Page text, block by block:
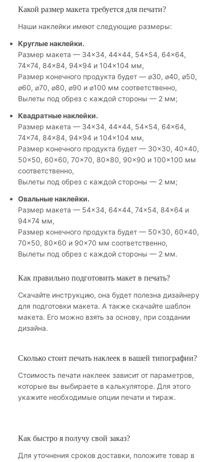
Какой размер макета требуется для печати?
Наши наклейки имеют следующие размеры:
Круглые наклейки.
Размер макета — 34×34, 44×44, 54×54, 64×64,
74×74, 84×84, 94×94 и 104×104 мм,
Размер конечного продукта будет — ⌀30, ⌀40, ⌀50,
⌀60, ⌀70, ⌀80, ⌀90 и ⌀100 мм соответственно,
Вылеты под обрез с каждой стороны — 2 мм;
Квадратные наклейки.
Размер макета — 34×34, 44×44, 54×54, 64×64,
74×74, 84×84, 94×94 и 104×104 мм,
Размер конечного продукта будет — 30×30, 40×40,
50×50, 60×60, 70×70, 80×80, 90×90 и 100×100 мм
соответственно,
Вылеты под обрез с каждой стороны — 2 мм;
Овальные наклейки.
Размер макета — 54×34, 64×44, 74×54, 84×64 и
94×74 мм,
Размер конечного продукта будет — 50×30, 60×40,
70×50, 80×60 и 90×70 мм соответственно,
Вылеты под обрез с каждой стороны — 2 мм.
Как правильно подготовить макет в печать?
Скачайте инструкцию, она будет полезна дизайнеру
для подготовки макета. А также скачайте шаблон
макета. Его можно взять за основу, при создании
дизайна.
Сколько стоит печать наклеек в вашей типографии?
Стоимость печати наклеек зависит от параметров,
которые вы выбираете в калькуляторе. Для этого
укажите необходимые опции печати и тираж.
Как быстро я получу свой заказ?
Для уточнения сроков доставки, положите товар в